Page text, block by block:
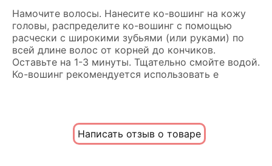
Намочите волосы. Нанесите ко-вошинг на кожу
головы, распределите ко-вошинг с помощью
расчески с широкими зубьями (или руками) по
всей длине волос от корней до кончиков.
Оставьте на 1-3 минуты. Тщательно смойте водой.
Ко-вошинг рекомендуется использовать е
Написать отзыв о товаре